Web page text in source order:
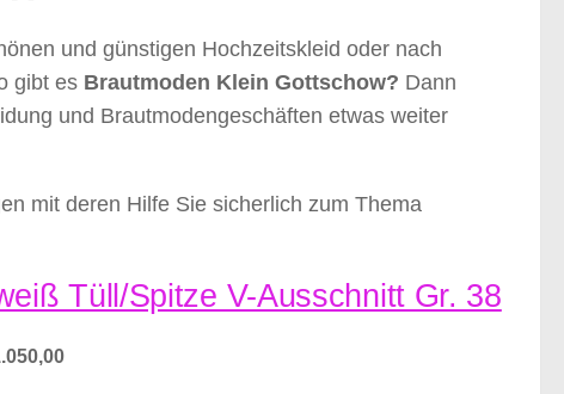
und günstigen Hochzeitskleid oder nach
gibt es Brautmoden Klein Gottschow? Dann
und Brautmodengeschäften etwas weiter
mit deren Hilfe Sie sicherlich zum Thema
Tüll/Spitze V-Ausschnitt Gr. 38